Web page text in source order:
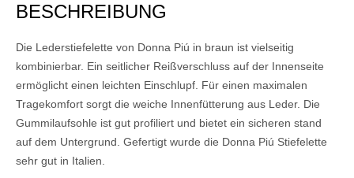
BESCHREIBUNG
Die Lederstiefelette von Donna Piú in braun ist vielseitig
kombinierbar. Ein seitlicher Reißverschluss auf der Innenseite
ermöglicht einen leichten Einschlupf. Für einen maximalen
Tragekomfort sorgt die weiche Innenfütterung aus Leder. Die
Gummilaufsohle ist gut profiliert und bietet ein sicheren stand
auf dem Untergrund. Gefertigt wurde die Donna Piú Stiefelette
sehr gut in Italien.